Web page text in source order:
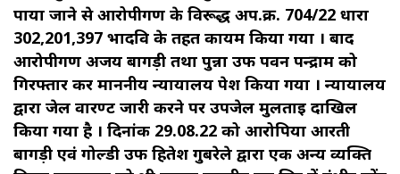
पाया जाने से आरोपीगण के विरूद्ध अप.क्र. 704/22 धारा
302,201,397 भादवि के तहत कायम किया गया । बाद
आरोपीगण अजय बागड़ी तथा पुन्ना उर्फ पवन पन्द्राम को
गिरफ्तार कर माननीय न्यायालय पेश किया गया । न्यायालय
द्वारा जेल वारण्ट जारी करने पर उपजेल मुलताई दाखिल
किया गया है । दिनांक 29.08.22 को आरोपिया आरती
बागड़ी एवं गोल्डी उर्फ हितेश गुबरेले द्वारा एक अन्य व्यक्ति